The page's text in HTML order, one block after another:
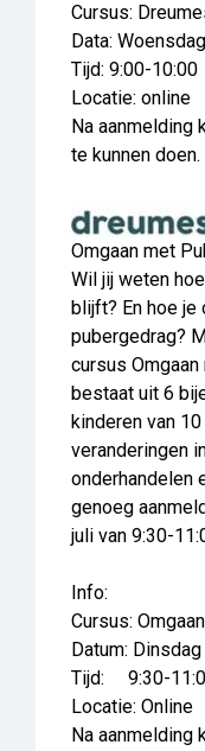
Cursus:
Data:
Tijd: 9:00-10:00
Locatie: online
Na aanmelding
te kunnen doen.
Omgaan met
Wil jij weten
blijft? En hoe je
pubergedrag?
cursus
bestaat uit 6
kinderen van
veranderingen
onderhandelen
genoeg
juli van 9:30-
Info:
Cursus:
Datum:
Tijd: 9:30-
Locatie: Online
Na aanmelding